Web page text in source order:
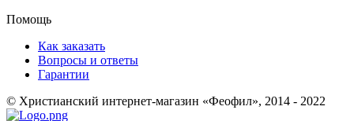
Помощь
Как заказать
Вопросы и ответы
Гарантии
© Христианский интернет-магазин «Феофил», 2014 - 2022